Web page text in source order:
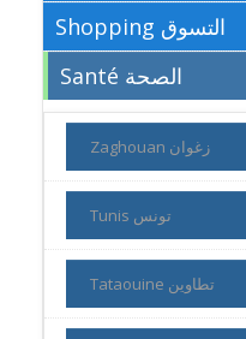
Shopping التسوق
Santé الصحة
Zaghouan زغوان
Tunis تونس
Tataouine تطاوين